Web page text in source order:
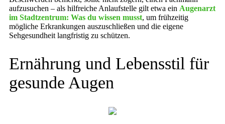
aufzusuchen – als hilfreiche Anlaufstelle gilt etwa ein Augenarzt
im Stadtzentrum: Was du wissen musst, um frühzeitig
mögliche Erkrankungen auszuschließen und die eigene
Sehgesundheit langfristig zu schützen.
Ernährung und Lebensstil für
gesunde Augen